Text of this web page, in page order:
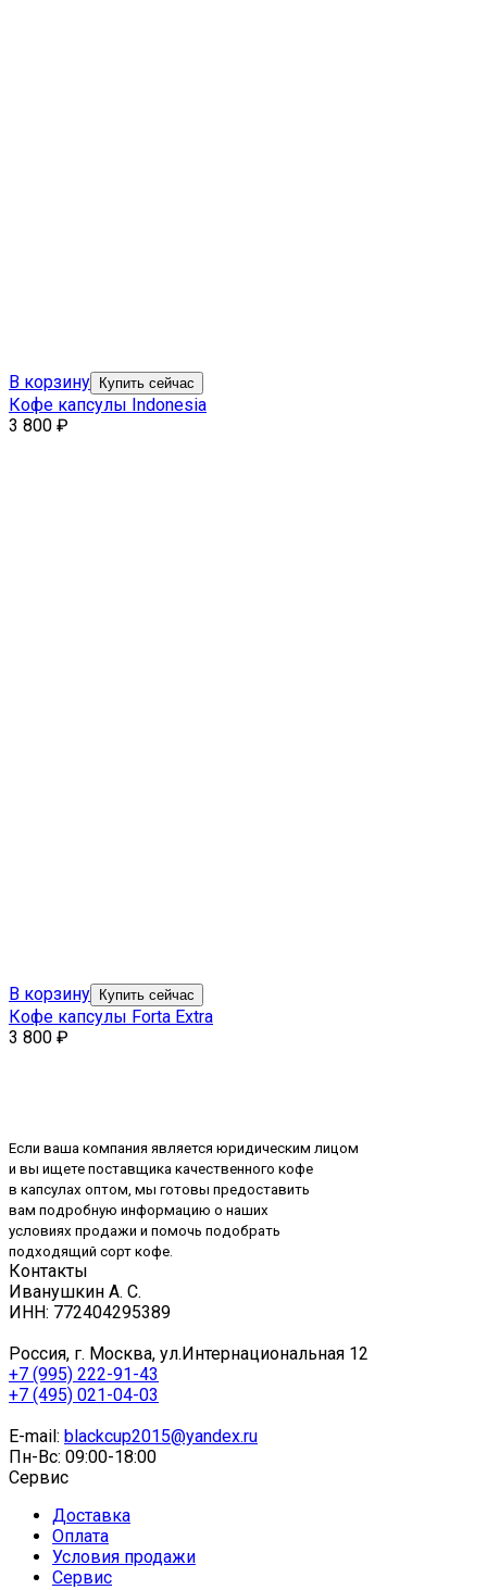
В корзину Купить сейчас
Кофе капсулы Indonesia
3 800 ₽
В корзину Купить сейчас
Кофе капсулы Forta Extra
3 800 ₽
Если ваша компания является юридическим лицом
и вы ищете поставщика качественного кофе
в капсулах оптом, мы готовы предоставить
вам подробную информацию о наших
условиях продажи и помочь подобрать
подходящий сорт кофе.
Контакты
Иванушкин А. С.
ИНН: 772404295389
Россия, г. Москва, ул.Интернациональная 12
+7 (995) 222-91-43
+7 (495) 021-04-03
E-mail: blackcup2015@yandex.ru
Пн-Вс: 09:00-18:00
Сервис
Доставка
Оплата
Условия продажи
Сервис